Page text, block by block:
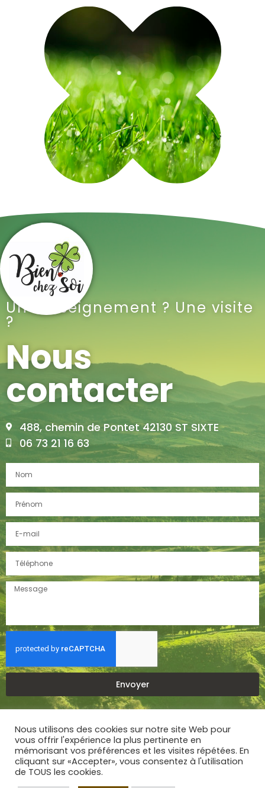
Un renseignement ? Une visite
?
Nous
contacter
488, chemin de Pontet 42130 ST SIXTE
06 73 21 16 63
Envoyer
©2022 Bien Chez Soi |Politique de confidentialité|
légales| Créé par SITE LINE,agence web à Trelins
Nous utilisons des cookies sur notre site Web pour
vous offrir l'expérience la plus pertinente en
mémorisant vos préférences et les visites répétées. En
cliquant sur «Accepter», vous consentez à l'utilisation
de TOUS les cookies.